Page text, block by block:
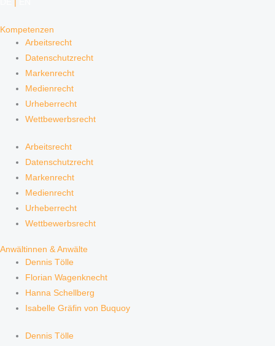
Kompetenzen
Arbeitsrecht
Datenschutzrecht
Markenrecht
Medienrecht
Urheberrecht
Wettbewerbsrecht
Arbeitsrecht
Datenschutzrecht
Markenrecht
Medienrecht
Urheberrecht
Wettbewerbsrecht
Anwältinnen & Anwälte
Dennis Tölle
Florian Wagenknecht
Hanna Schellberg
Isabelle Gräfin von Buquoy
Dennis Tölle